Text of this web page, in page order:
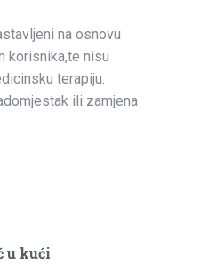
na osnovu
korisnika,te nisu
terapiju.
ili zamjena
u kući